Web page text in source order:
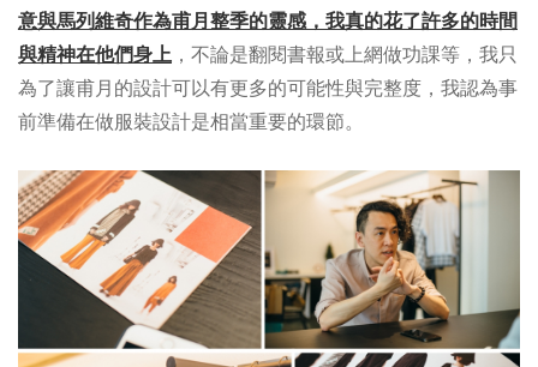
意與馬列維奇作為甫月整季的靈感，我真的花了許多的時間
與精神在他們身上 ，不論是翻閱書報或上網做功課等，我只
為了讓甫月的設計可以有更多的可能性與完整度，我認為事
前準備在做服裝設計是相當重要的環節。